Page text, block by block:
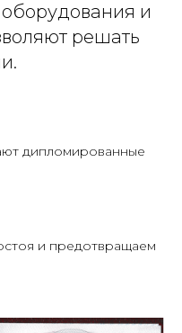
и
решать
дипломированные
и предотвращаем